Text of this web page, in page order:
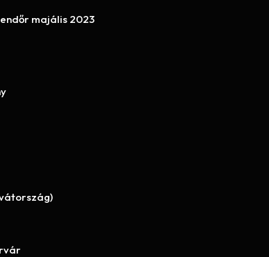
majális 2023